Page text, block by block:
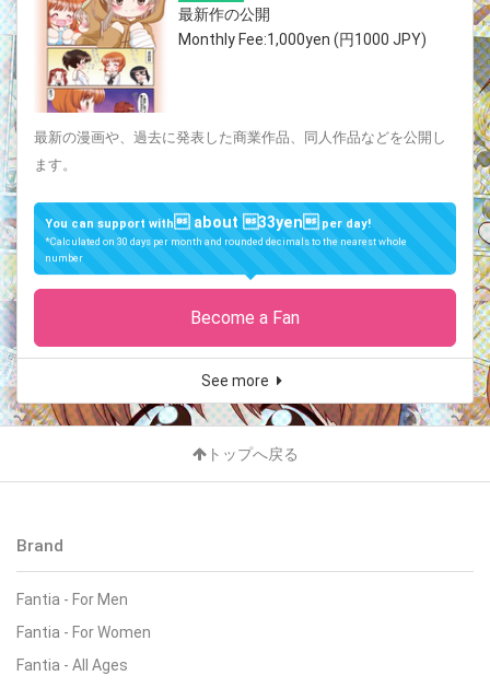
最新作の公開
Monthly Fee:1,000yen (円1000 JPY)
最新の漫画や、過去に発表した商業作品、同人作品などを公開し
ます。
You can support with about 33yenper day!
*Calculated on 30 days per month and rounded decimals to the nearest whole
number
Become a Fan
See more
トップへ戻る
Brand
Fantia - For Men
Fantia - For Women
Fantia - All Ages